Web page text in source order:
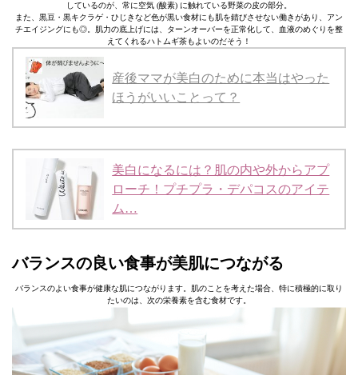
しているのが、常に空気 (酸素) に触れている野菜の皮の部分。
また、黒豆・黒キクラゲ・ひじきなど色が黒い食材にも肌を錆びさせない働きがあり、アン
チエイジングにも◎。肌力の底上げには、ターンオーバーを正常化して、血液のめぐりを整
えてくれるハトムギ茶もよいのだそう！
産後ママが美白のために本当はやった
ほうがいいことって？
美白になるには？肌の内や外からアプ
ローチ！プチプラ・デパコスのアイテ
ム…
バランスの良い食事が美肌につながる
バランスのよい食事が健康な肌につながります。肌のことを考えた場合、特に積極的に取り
たいのは、次の栄養素を含む食材です。